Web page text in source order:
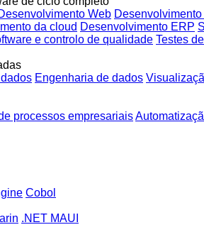
Web Desenvolvimento
da cloud Desenvolvimento ERP
e controlo de qualidade Testes
Engenharia de dados
processos empresariais
Cobol
.NET MAUI